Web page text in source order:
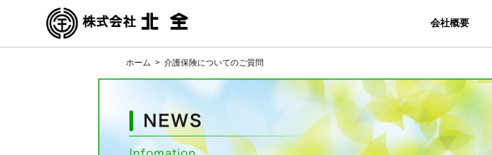
会社概要
ホーム > 介護保険についてのご質問